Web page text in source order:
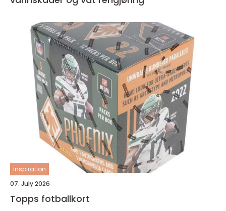
inspiration
07. July 2026
Topps fotballkort